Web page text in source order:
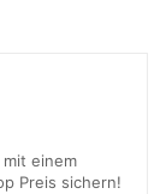
auf
einem
Preis sichern!